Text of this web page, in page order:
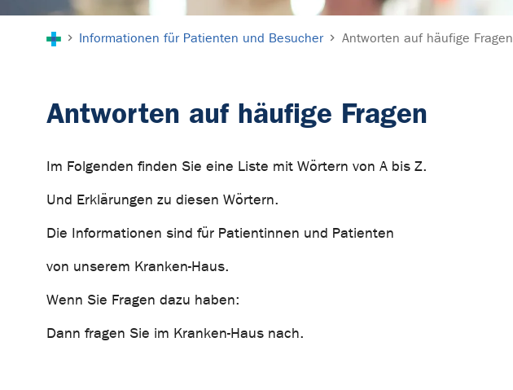
Informationen für Patienten und Besucher Antworten auf häufige Fragen
Antworten auf häufige Fragen
Im Folgenden finden Sie eine Liste mit Wörtern von A bis Z.
Und Erklärungen zu diesen Wörtern.
Die Informationen sind für Patientinnen und Patienten
von unserem Kranken-Haus.
Wenn Sie Fragen dazu haben:
Dann fragen Sie im Kranken-Haus nach.